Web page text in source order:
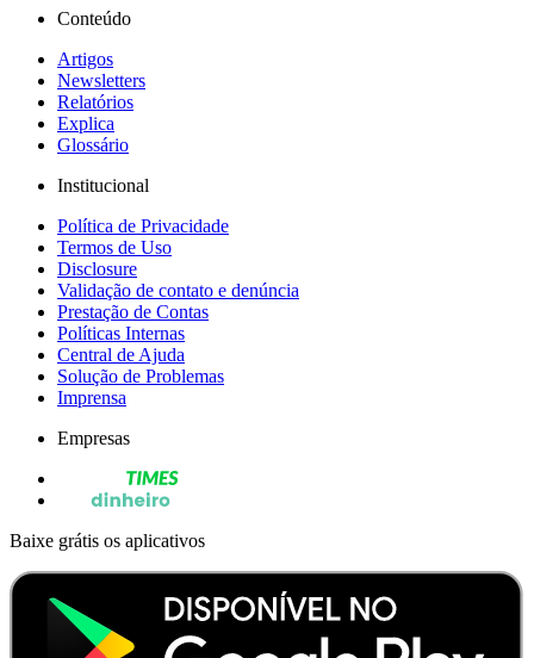
Conteúdo
Artigos
Newsletters
Relatórios
Explica
Glossário
Institucional
Política de Privacidade
Termos de Uso
Disclosure
Validação de contato e denúncia
Prestação de Contas
Políticas Internas
Central de Ajuda
Solução de Problemas
Imprensa
Empresas
Baixe grátis os aplicativos